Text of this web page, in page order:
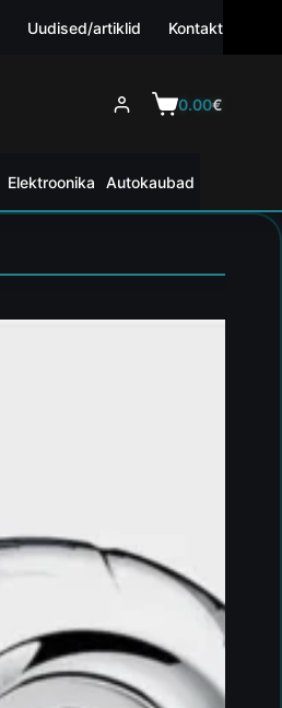
Uudised/artiklid Kontakt
0.00€
Elektroonika Autokaubad